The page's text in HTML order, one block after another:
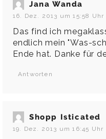
Jana Wanda
16. Dez. 2013 um 15:58 Uhr
Das find ich
endlich mein "Was-
Ende hat. Danke für
Antworten
Shopp Isticated
19. Dez. 2013 um 16:45 Uhr